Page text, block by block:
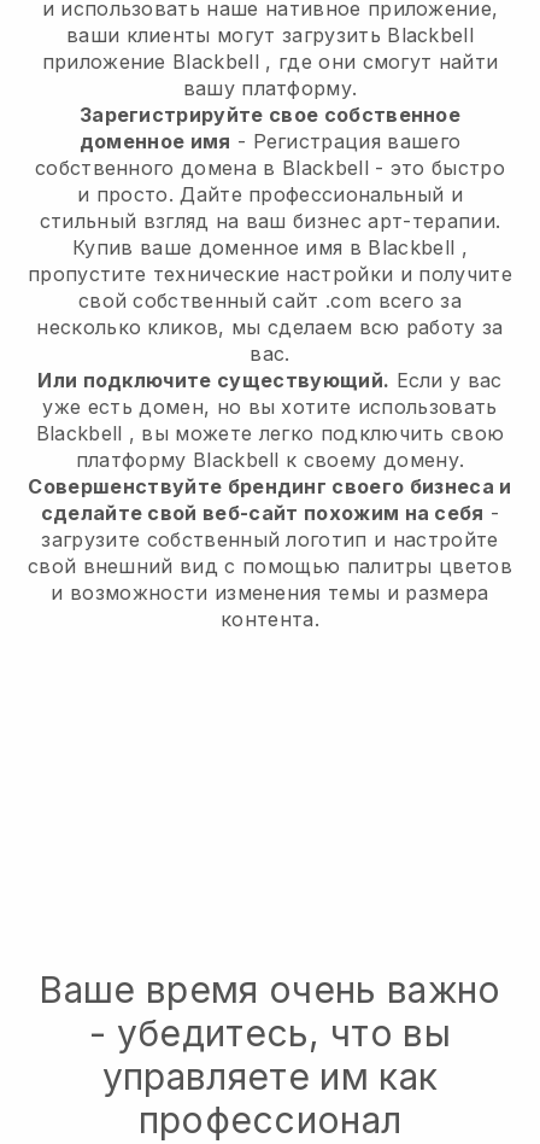
и использовать наше нативное приложение,
ваши клиенты могут загрузить Blackbell
приложение Blackbell , где они смогут найти
вашу платформу.
Зарегистрируйте свое собственное
доменное имя - Регистрация вашего
собственного домена в Blackbell - это быстро
и просто.Дайте профессиональный и
стильный взгляд на ваш бизнес арт-терапии.
Купив ваше доменное имя в Blackbell ,
пропустите технические настройки и получите
свой собственный сайт .com всего за
несколько кликов, мы сделаем всю работу за
вас.
Или подключите существующий. Если у вас
уже есть домен, но вы хотите использовать
Blackbell , вы можете легко подключить свою
платформу Blackbell к своему домену.
Совершенствуйте брендинг своего бизнеса и
сделайте свой веб-сайт похожим на себя -
загрузите собственный логотип и настройте
свой внешний вид с помощью палитры цветов
и возможности изменения темы и размера
контента.
Ваше время очень важно
- убедитесь, что вы
управляете им как
профессионал